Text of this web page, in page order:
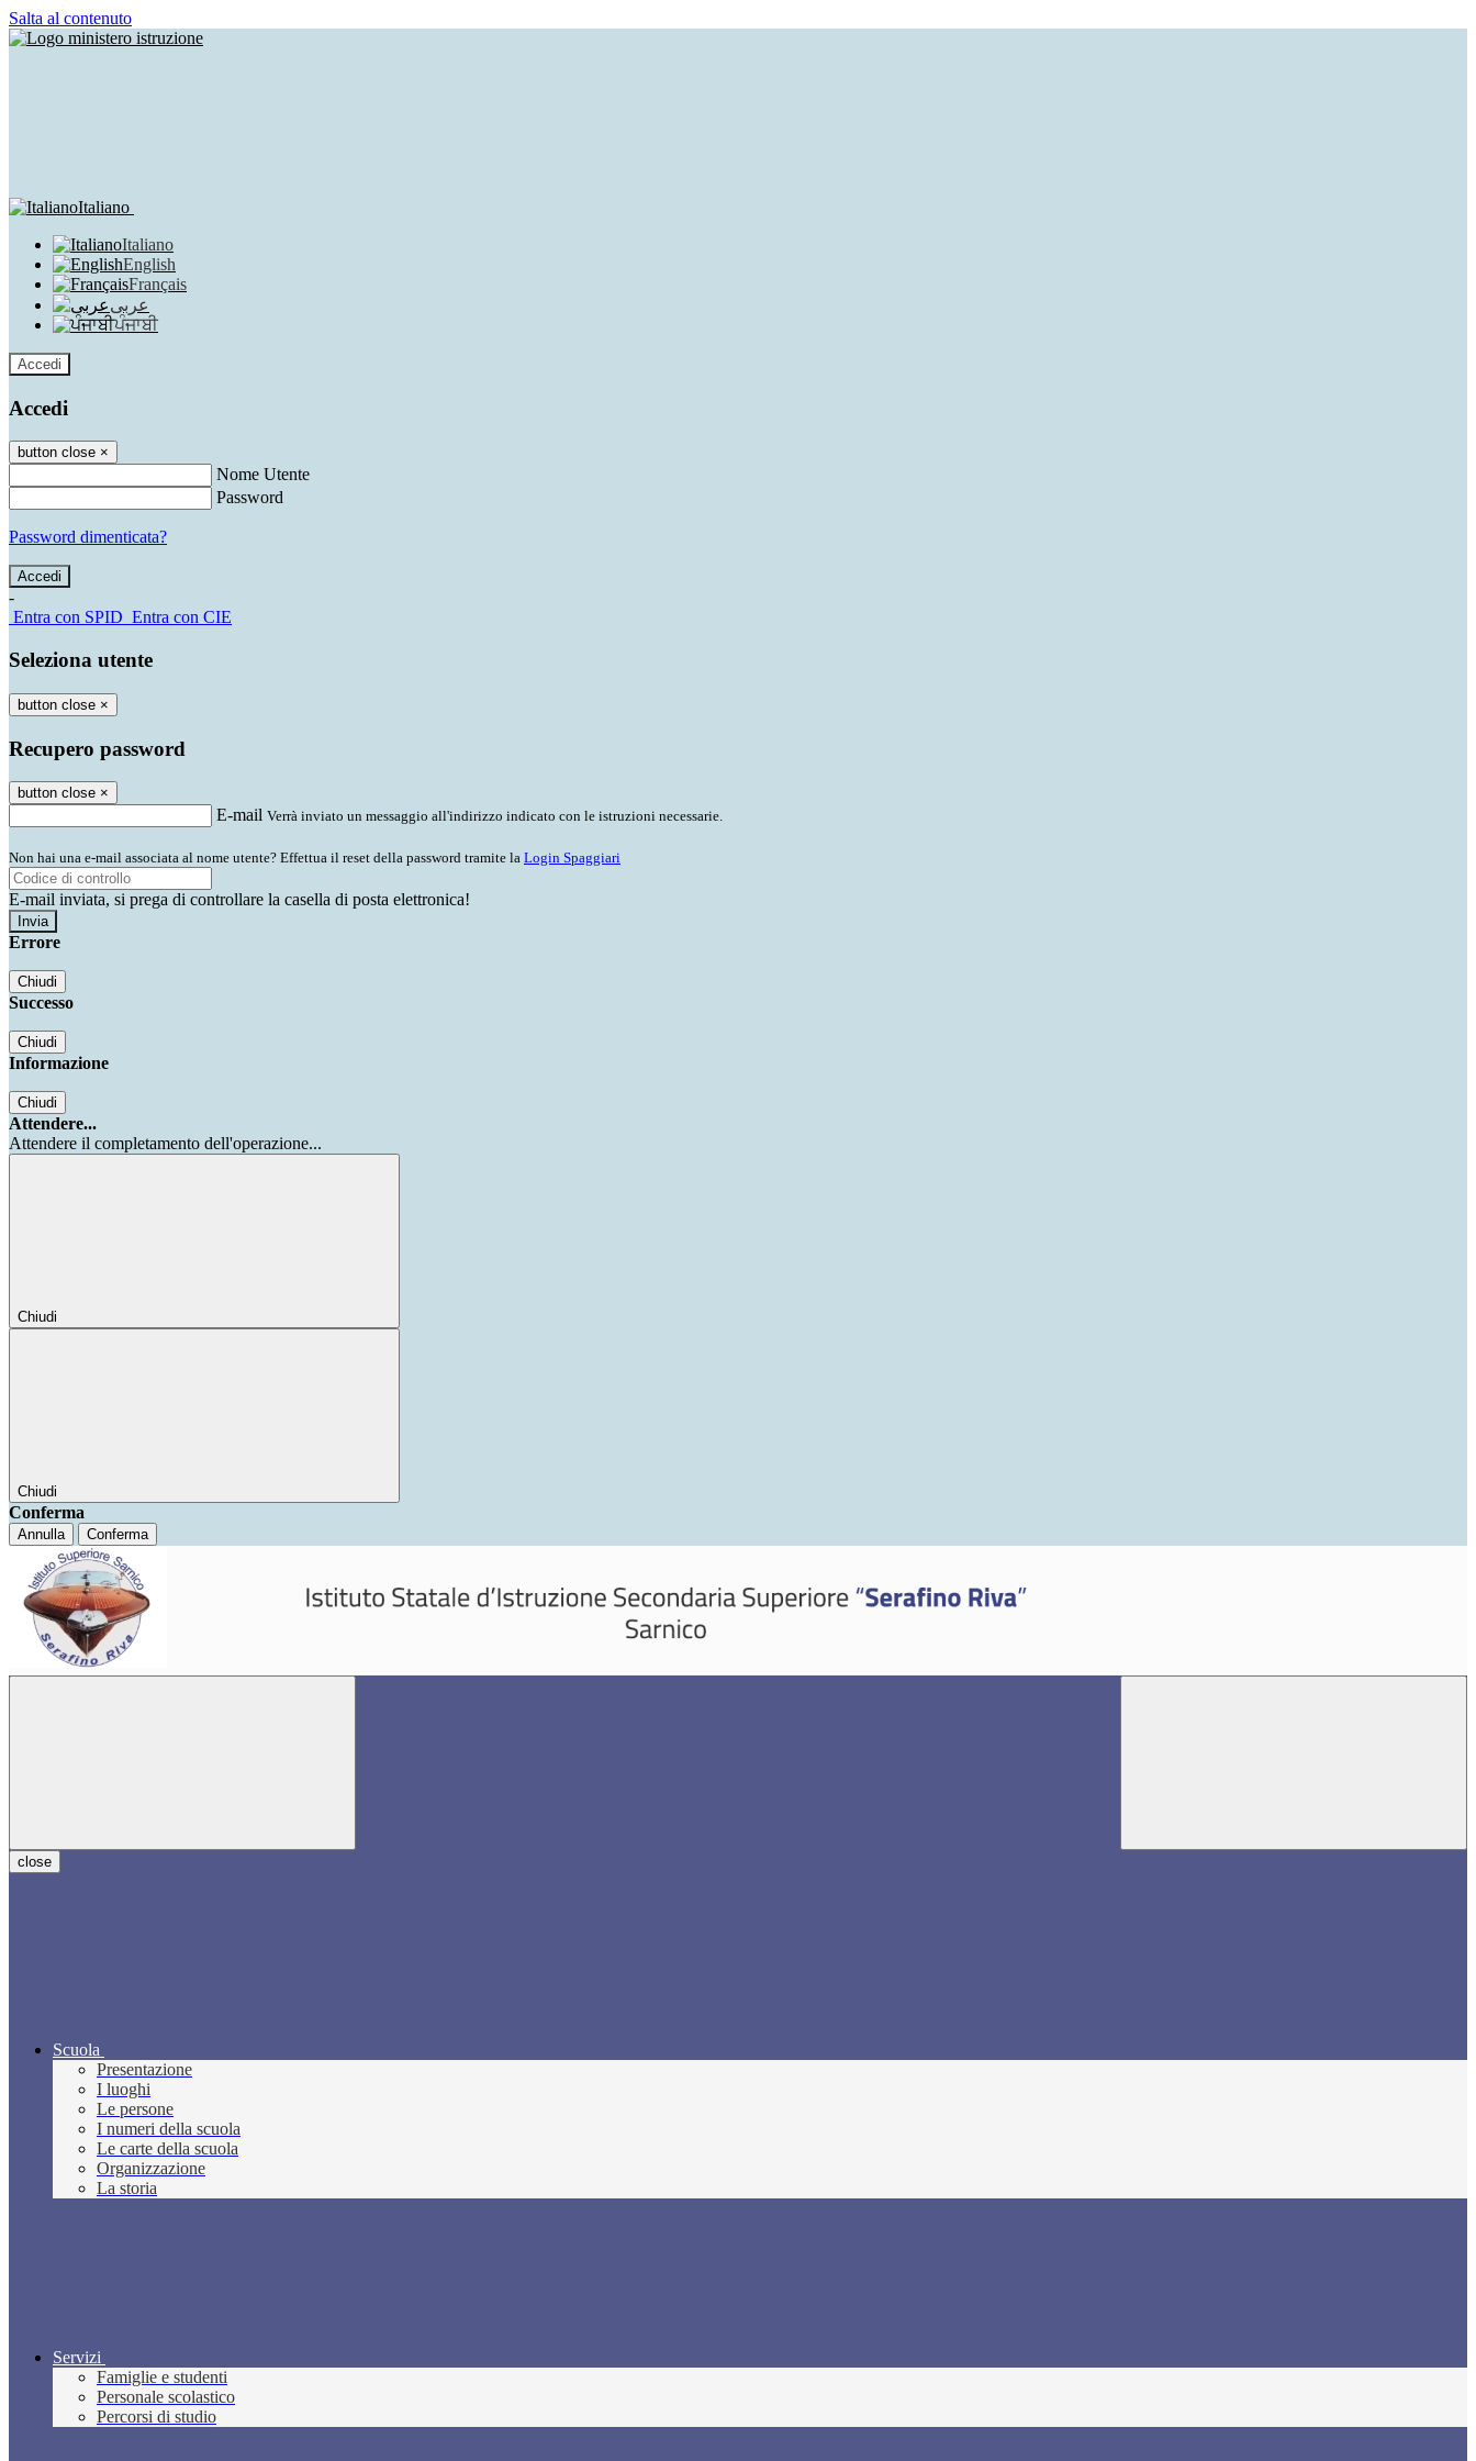
Salta al contenuto
Italiano
Italiano
English
Français
عربى
ਪੰਜਾਬੀ
Accedi
Accedi
button close ×
Nome Utente
Password
Password dimenticata?
-
Entra con SPID Entra con CIE
Seleziona utente
button close ×
Recupero password
button close ×
E-mail Verrà inviato un messaggio all'indirizzo indicato con le istruzioni necessarie.
Non hai una e-mail associata al nome utente? Effettua il reset della password tramite la Login Spaggiari
E-mail inviata, si prega di controllare la casella di posta elettronica!
Errore
Chiudi
Successo
Chiudi
Informazione
Chiudi
Attendere...
Attendere il completamento dell'operazione...
Chiudi
Chiudi
Conferma
Annulla Conferma
close
Scuola
Presentazione
I luoghi
Le persone
I numeri della scuola
Le carte della scuola
Organizzazione
La storia
Servizi
Famiglie e studenti
Personale scolastico
Percorsi di studio